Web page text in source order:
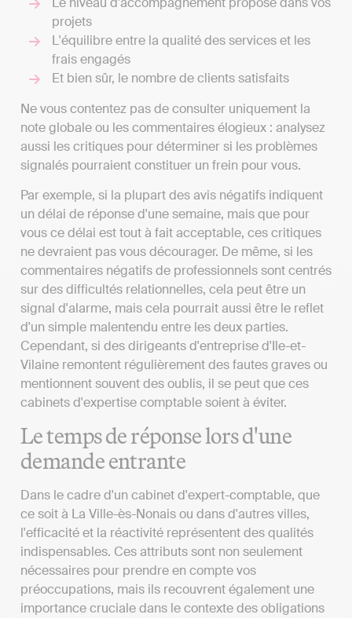
projets
L'équilibre entre la qualité des services et les
frais engagés
Et bien sûr, le nombre de clients satisfaits
Ne vous contentez pas de consulter uniquement la
note globale ou les commentaires élogieux : analysez
aussi les critiques pour déterminer si les problèmes
signalés pourraient constituer un frein pour vous.
Par exemple, si la plupart des avis négatifs indiquent
un délai de réponse d'une semaine, mais que pour
vous ce délai est tout à fait acceptable, ces critiques
ne devraient pas vous décourager. De même, si les
commentaires négatifs de professionnels sont centrés
sur des difficultés relationnelles, cela peut être un
signal d'alarme, mais cela pourrait aussi être le reflet
d'un simple malentendu entre les deux parties.
Cependant, si des dirigeants d'entreprise d'Ile-et-
Vilaine remontent régulièrement des fautes graves ou
mentionnent souvent des oublis, il se peut que ces
cabinets d'expertise comptable soient à éviter.
Le temps de réponse lors d'une
demande entrante
Dans le cadre d'un cabinet d'expert-comptable, que
ce soit à La Ville-ès-Nonais ou dans d'autres villes,
l'efficacité et la réactivité représentent des qualités
indispensables. Ces attributs sont non seulement
nécessaires pour prendre en compte vos
préoccupations, mais ils recouvrent également une
importance cruciale dans le contexte des obligations